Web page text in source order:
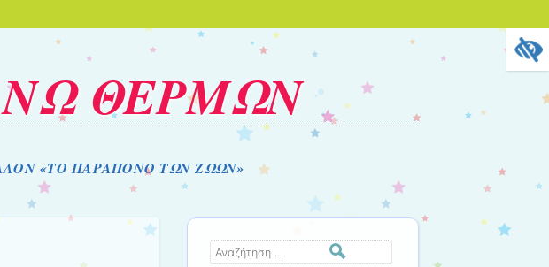
ΘΕΡΜΩΝ
«ΤΟ ΠΑΡΑΠΟΝΟ ΤΩΝ ΖΩΩΝ»
Αναζήτηση